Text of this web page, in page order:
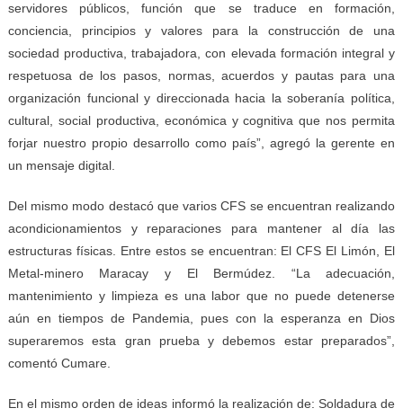
servidores públicos, función que se traduce en formación,
conciencia, principios y valores para la construcción de una
sociedad productiva, trabajadora, con elevada formación integral y
respetuosa de los pasos, normas, acuerdos y pautas para una
organización funcional y direccionada hacia la soberanía política,
cultural, social productiva, económica y cognitiva que nos permita
forjar nuestro propio desarrollo como país”, agregó la gerente en
un mensaje digital.
Del mismo modo destacó que varios CFS se encuentran realizando
acondicionamientos y reparaciones para mantener al día las
estructuras físicas. Entre estos se encuentran: El CFS El Limón, El
Metal-minero Maracay y El Bermúdez. “La adecuación,
mantenimiento y limpieza es una labor que no puede detenerse
aún en tiempos de Pandemia, pues con la esperanza en Dios
superaremos esta gran prueba y debemos estar preparados”,
comentó Cumare.
En el mismo orden de ideas informó la realización de: Soldadura de